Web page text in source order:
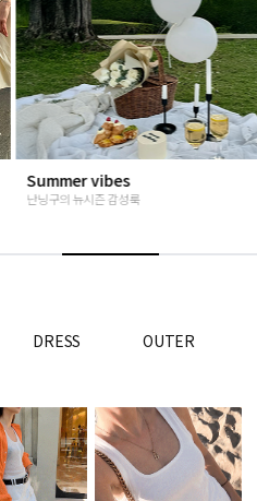
Summer vibes
난닝구의 뉴시즌 감성룩
DRESS OUTER